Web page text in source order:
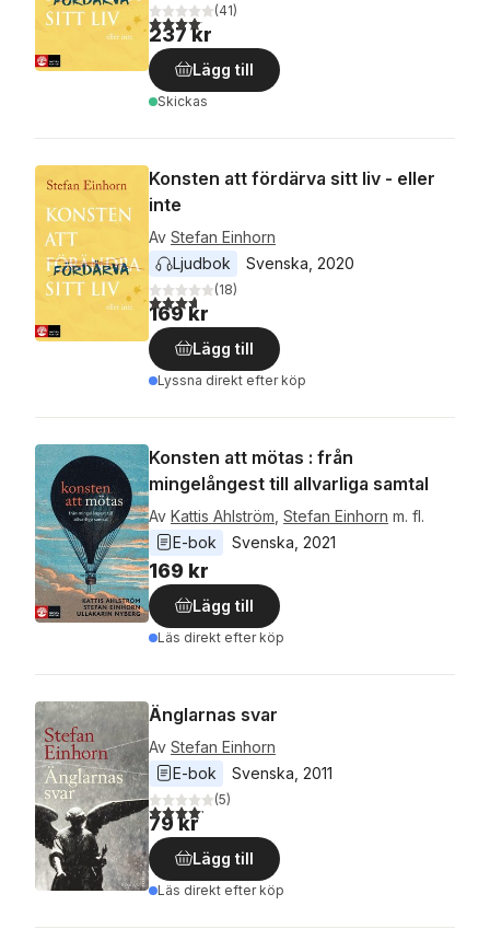
4,1utav 5 stjärnor. Totalt antal röster:
(41)
237 kr
Lägg till
Skickas
Konsten att fördärva sitt liv - eller
inte
Av Stefan Einhorn
Ljudbok
Svenska 2020
3,7utav 5 stjärnor. Totalt antal röster:
(18)
169 kr
Lägg till
Lyssna direkt efter köp
Konsten att mötas : från
mingelångest till allvarliga samtal
Av Kattis Ahlström Stefan Einhorn m. fl.
E-bok
Svenska 2021
169 kr
Lägg till
Läs direkt efter köp
Änglarnas svar
Av Stefan Einhorn
E-bok
Svenska 2011
4,2utav 5 stjärnor. Totalt antal röster:
(5)
79 kr
Lägg till
Läs direkt efter köp